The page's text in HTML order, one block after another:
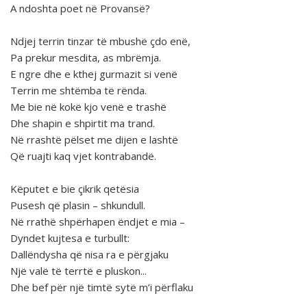
A ndoshta poet në Provansë?
Ndjej terrin tinzar të mbushë çdo enë,
Pa prekur mesdita, as mbrëmja.
E ngre dhe e kthej gurmazit si venë
Terrin me shtëmba të rënda.
Me bie në kokë kjo venë e trashë
Dhe shapin e shpirtit ma trand.
Në rrashtë pëlset me dijen e lashtë
Që ruajti kaq vjet kontrabandë.
Këputet e bie çikrik qetësia
Pusesh që plasin – shkundull.
Në rrathë shpërhapen ëndjet e mia –
Dyndet kujtesa e turbullt:
Dallëndysha që nisa ra e përgjaku
Një valë të terrtë e pluskon...
Dhe bef për një timtë sytë m’i përflaku